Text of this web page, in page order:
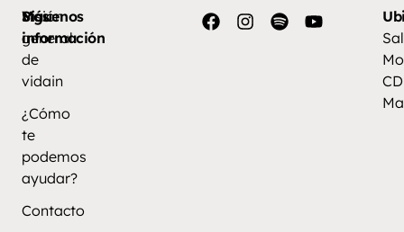
Más
información
Visión
general
de
vidain
¿Cómo
te
podemos
ayudar?
Contacto
Síguenos